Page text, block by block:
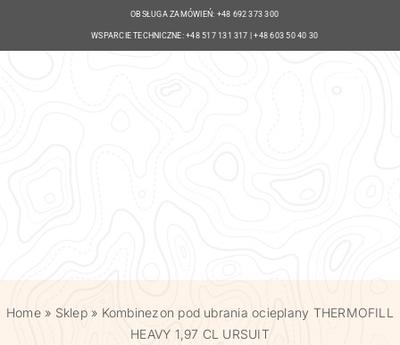
OBSŁUGA ZAMÓWIEŃ: +48 692 373 300
WSPARCIE TECHNICZNE: +48 517 131 317 | +48 603 50 40 30
Home» Sklep» Kombinezon pod ubrania ocieplany THERMOFILL
HEAVY 1,97 CL URSUIT